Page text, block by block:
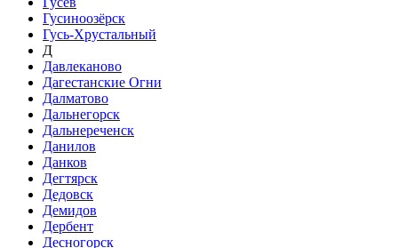
Гусиноозёрск
Гусь-Хрустальный
Д
Давлеканово
Дагестанские Огни
Далматово
Дальнегорск
Дальнереченск
Данилов
Данков
Дегтярск
Дедовск
Демидов
Дербент
Десногорск